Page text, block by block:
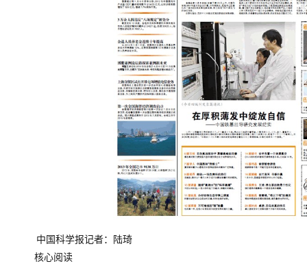
中国科学报记者：陆琦
核心阅读